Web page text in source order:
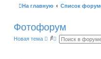
На главную Список
Фотофорум
Новая тема
П Р